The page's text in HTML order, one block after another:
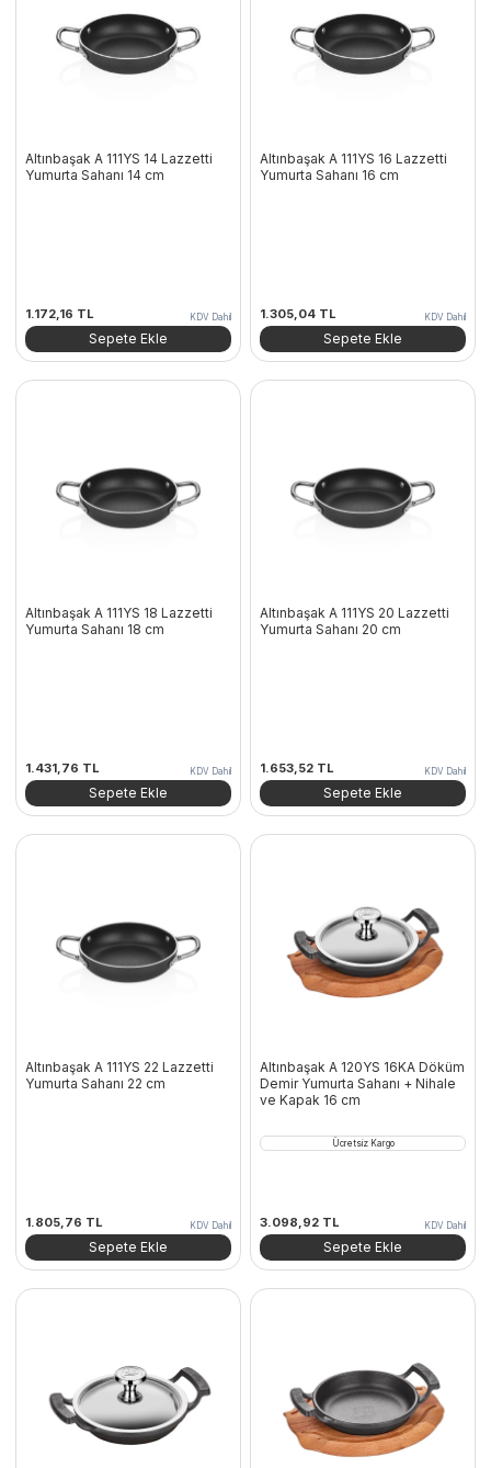
Altınbaşak A 111YS 14 Lazzetti
Yumurta Sahanı 14 cm
1.172,16 TL KDV Dahil
Sepete Ekle
Altınbaşak A 111YS 16 Lazzetti
Yumurta Sahanı 16 cm
1.305,04 TL KDV Dahil
Sepete Ekle
Altınbaşak A 111YS 18 Lazzetti
Yumurta Sahanı 18 cm
1.431,76 TL KDV Dahil
Sepete Ekle
Altınbaşak A 111YS 20 Lazzetti
Yumurta Sahanı 20 cm
1.653,52 TL KDV Dahil
Sepete Ekle
Altınbaşak A 111YS 22 Lazzetti
Yumurta Sahanı 22 cm
1.805,76 TL KDV Dahil
Sepete Ekle
Altınbaşak A 120YS 16KA Döküm
Demir Yumurta Sahanı + Nihale
ve Kapak 16 cm
Ücretsiz Kargo
3.098,92 TL KDV Dahil
Sepete Ekle